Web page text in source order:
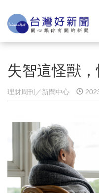
失智這怪獸
理財周刊／新聞中心